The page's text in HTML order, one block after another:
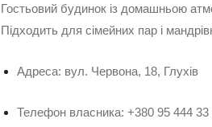
Гостьовий будинок із домашньою
Підходить для сімейних пар і
Адреса: вул. Червона, 18, Глухів
Телефон власника: +380 95 444 33